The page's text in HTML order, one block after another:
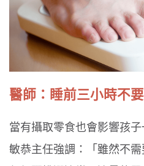
醫師：睡前三小時不
當有攝取零食也會影響孩
敏恭主任強調：「雖然不